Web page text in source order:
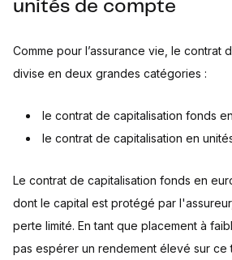
unités de compte
Comme pour l’assurance vie, le contrat
divise en deux grandes catégories :
le contrat de capitalisation fonds
le contrat de capitalisation en
Le contrat de capitalisation fonds en
dont le capital est protégé par
perte limité. En tant que placement à
pas espérer un rendement élevé sur ce